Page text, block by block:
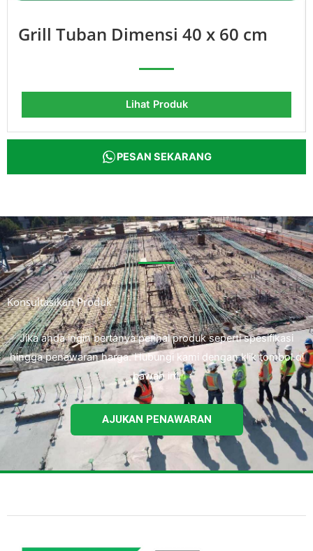
Grill Tuban Dimensi 40 x 60 cm
Lihat Produk
PESAN SEKARANG
Konsultasikan Produk
Jika anda ingin bertanya perihal produk seperti spesifikasi
hingga penawaran harga. Hubungi kami dengan klik tombol di
bawah ini.
AJUKAN PENAWARAN